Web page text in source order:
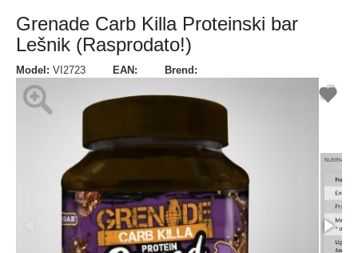
Grenade Carb Killa Proteinski bar
Lešnik (Rasprodato!)
Model: VI2723 EAN: Brend: